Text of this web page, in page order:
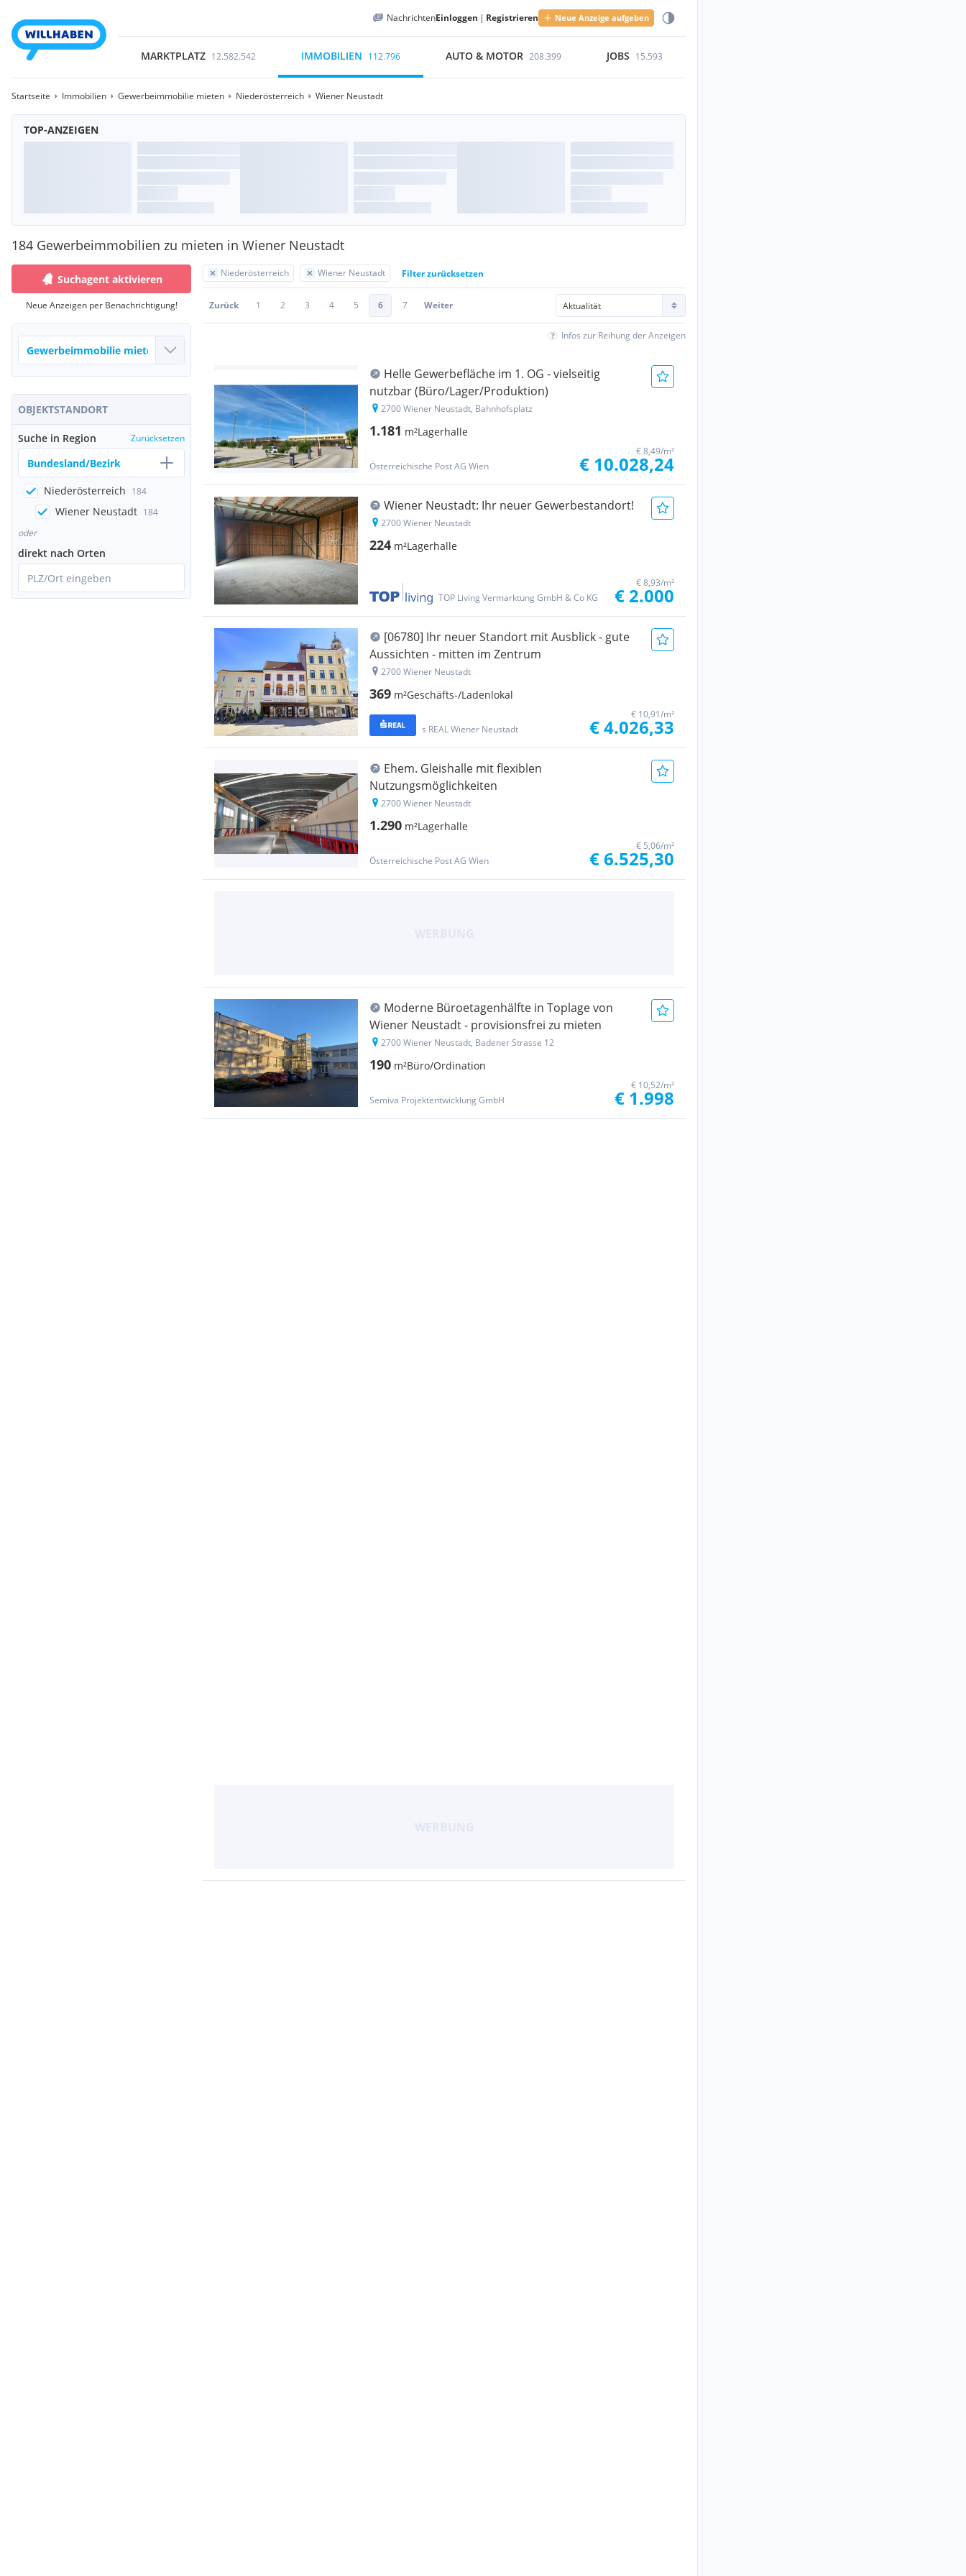
NachrichtenEinloggen | Registrieren Neue Anzeige aufgeben
MARKTPLATZ 12.582.542 IMMOBILIEN 112.796 AUTO & MOTOR 208.399 JOBS 15.593
Startseite Immobilien Gewerbeimmobilie mieten Niederösterreich Wiener Neustadt
TOP-ANZEIGEN
184 Gewerbeimmobilien zu mieten in Wiener Neustadt
Suchagent aktivieren
Neue Anzeigen per Benachrichtigung!
OBJEKTSTANDORT
Suche in Region Zurücksetzen
Bundesland/Bezirk
Niederösterreich 184
Wiener Neustadt 184
oder
direkt nach Orten
PLZ/Ort eingeben
Niederösterreich Wiener Neustadt Filter zurücksetzen
Zurück 1 2 3 4 5 6 7 Weiter
Infos zur Reihung der Anzeigen
Helle Gewerbefläche im 1. OG - vielseitig
nutzbar (Büro/Lager/Produktion)
2700 Wiener Neustadt, Bahnhofsplatz
1.181 m²Lagerhalle
Österreichische Post AG Wien
€ 8,49/m²
€ 10.028,24
Wiener Neustadt: Ihr neuer Gewerbestandort!
2700 Wiener Neustadt
224 m²Lagerhalle
TOP Living Vermarktung GmbH & Co KG
€ 8,93/m²
€ 2.000
[06780] Ihr neuer Standort mit Ausblick - gute
Aussichten - mitten im Zentrum
2700 Wiener Neustadt
369 m²Geschäfts-/Ladenlokal
s REAL Wiener Neustadt
€ 10,91/m²
€ 4.026,33
Ehem. Gleishalle mit flexiblen
Nutzungsmöglichkeiten
2700 Wiener Neustadt
1.290 m²Lagerhalle
Österreichische Post AG Wien
€ 5,06/m²
€ 6.525,30
Moderne Büroetagenhälfte in Toplage von
Wiener Neustadt - provisionsfrei zu mieten
2700 Wiener Neustadt, Badener Strasse 12
190 m²Büro/Ordination
Semiva Projektentwicklung GmbH
€ 10,52/m²
€ 1.998